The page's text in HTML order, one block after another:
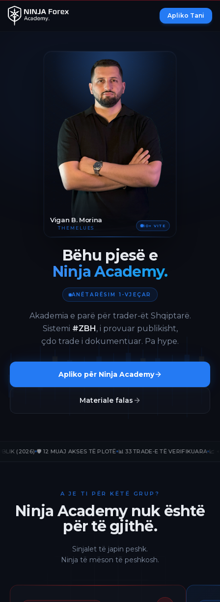
Apliko Tani
Vigan B. Morina
THEMELUES 10+ VITE
Bëhu pjesë e
Ninja Academy.
ANËTARËSIM 1-VJEÇAR
Akademia e parë për trader-ët Shqiptarë.
Sistemi #ZBH, i provuar publikisht,
çdo trade i dokumentuar. Pa hype.
Apliko për Ninja Academy
Materiale falas
🛡️ 12 MUAJ AKSES TË PLOTË 📊 33 TRADE-E TË VERIFIKUARA 📈
A JE TI PËR KËTË GRUP?
Ninja Academy nuk është
për të gjithë.
Sinjalet të japin peshk.
Ninja të mëson të peshkosh.